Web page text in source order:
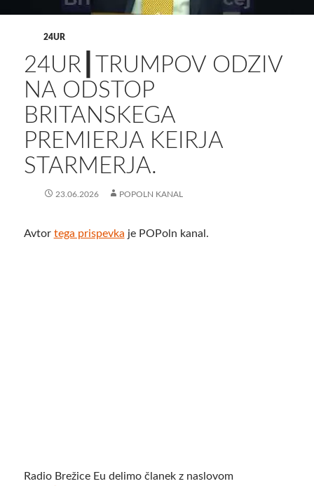
24UR
24UR┃TRUMPOV ODZIV
NA ODSTOP
BRITANSKEGA
PREMIERJA KEIRJA
STARMERJA.
23.06.2026 POPOLN KANAL
Avtor tega prispevka je POPoln kanal.
Radio Brežice Eu delimo članek z naslovom